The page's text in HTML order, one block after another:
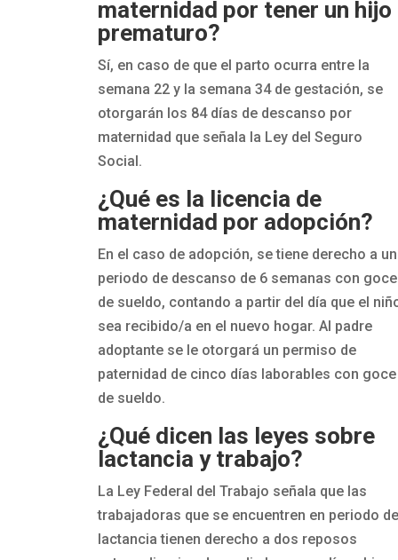
maternidad por tener un hijo
prematuro?
Sí, en caso de que el parto ocurra entre la
semana 22 y la semana 34 de gestación, se
otorgarán los 84 días de descanso por
maternidad que señala la Ley del Seguro
Social.
¿Qué es la licencia de
maternidad por adopción?
En el caso de adopción, se tiene derecho a un
periodo de descanso de 6 semanas con goce
de sueldo, contando a partir del día que el
sea recibido/a en el nuevo hogar. Al padre
adoptante se le otorgará un permiso de
paternidad de cinco días laborables con goce
de sueldo.
¿Qué dicen las leyes sobre
lactancia y trabajo?
La Ley Federal del Trabajo señala que las
trabajadoras que se encuentren en periodo de
lactancia tienen derecho a dos reposos